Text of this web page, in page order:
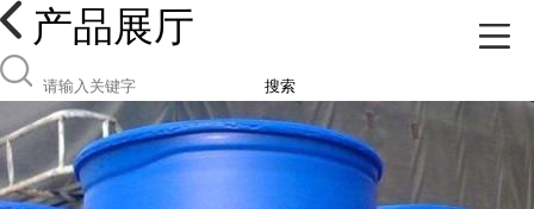
产品展厅
搜索